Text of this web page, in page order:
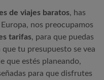
de viajes baratos, has
, nos preocupamos
tarifas, para que puedas
tu presupuesto se vea
que estés planeando,
para que disfrutes